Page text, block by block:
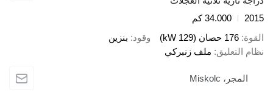
2015
34.000 كم
القوة 176 حصان (129 kW) وقود بنزين
نظام التعليق ملف زنبركي
المجر، Miskolc